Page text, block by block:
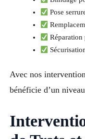
Pose
Réparation
Avec nos
bénéficie d’un